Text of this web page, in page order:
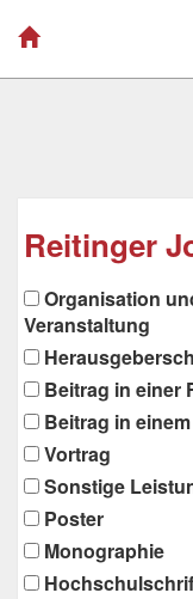
Reitinger
Organisation
Veranstaltung
Beitrag in einer
Beitrag in
Vortrag
Sonstige
Poster
Monographie